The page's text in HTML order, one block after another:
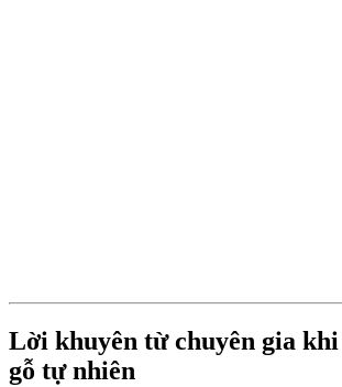
Lời khuyên từ chuyên gia
gỗ tự nhiên